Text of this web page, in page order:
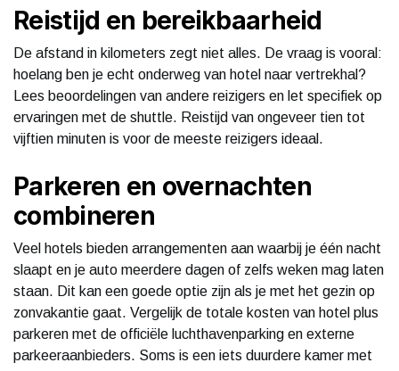
Reistijd en bereikbaarheid
De afstand in kilometers zegt niet alles. De vraag is vooral:
hoelang ben je echt onderweg van hotel naar vertrekhal?
Lees beoordelingen van andere reizigers en let specifiek op
ervaringen met de shuttle. Reistijd van ongeveer tien tot
vijftien minuten is voor de meeste reizigers ideaal.
Parkeren en overnachten
combineren
Veel hotels bieden arrangementen aan waarbij je één nacht
slaapt en je auto meerdere dagen of zelfs weken mag laten
staan. Dit kan een goede optie zijn als je met het gezin op
zonvakantie gaat. Vergelijk de totale kosten van hotel plus
parkeren met de officiële luchthavenparking en externe
parkeeraanbieders. Soms is een iets duurdere kamer met